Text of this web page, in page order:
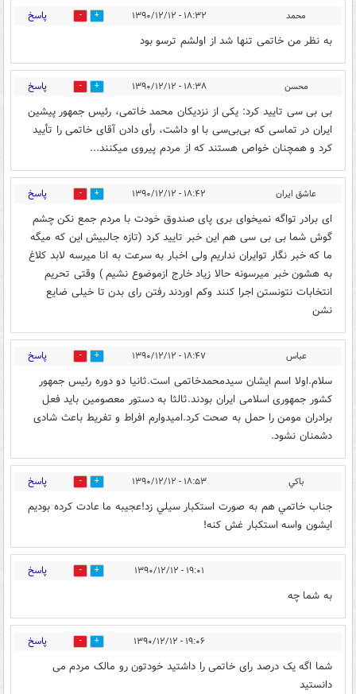
محمد ۱۸:۳۲ - ۱۳۹۰/۱۲/۱۲ 0 پاسخ
به نظر من خاتمی تنها شد از اولشم ترسو بود
محسن ۱۸:۳۸ - ۱۳۹۰/۱۲/۱۲ 0 پاسخ
بی بی سی تایید کرد: یکی از نزدیکان محمد خاتمی، رئیس جمهور پیشین
ایران در تماسی که بی‌بی‌سی با او داشت، رأی دادن آقای خاتمی را تأیید
کرد و همچنان خواص هستند که از مردم پیروی میکنند...
عاشق ایران ۱۸:۴۲ - ۱۳۹۰/۱۲/۱۲ 0 پاسخ
ای برادر تواگه نمیخوای بری پای صندوق خودت با مردم جمع نکن چشم
گوش شما بی بی سی هم این خبر تایید کرد (تازه جالبیش این که میگه
ما که خبر نگار توایران نداریم ولی اخبار به سرعت به انا میرسه لابد کلاغ
به هشون خبر میرسونه حالا زیاد خارج ازموضوع نشیم ) وقتی تحریم
انتخابات نتونستن اجرا کنند وکم اوردند رفتن رای بدن تا خیلی ضایع
نشن
عباس ۱۸:۴۷ - ۱۳۹۰/۱۲/۱۲ 0 پاسخ
سلام.اولا اسم ایشان سیدمحمدخاتمی است.ثانیا دو دوره رئیس جمهور
کشور جمهوری اسلامی ایران بودند.ثالثا به دستور معصومین باید فعل
برادران مومن را حمل به صحت کرد.امیدوارم افراط و تفریط باعث شادی
دشمنان نشود.
باكي ۱۸:۵۳ - ۱۳۹۰/۱۲/۱۲ 0 پاسخ
جناب خاتمي هم به صورت استكبار سيلي زد!عجيبه ما عادت كرده بوديم
ايشون واسه استكبار غش كنه!
۱۹:۰۱ - ۱۳۹۰/۱۲/۱۲ 0 پاسخ
به شما چه
۱۹:۰۶ - ۱۳۹۰/۱۲/۱۲ 0 پاسخ
شما اگه یک درصد رای خاتمی را داشتید خودتون رو مالک مردم می
دانستید